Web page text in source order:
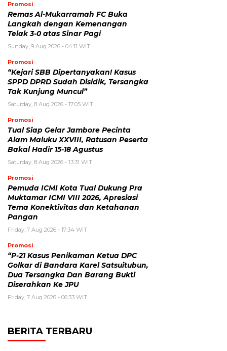
Promosi
Remas Al-Mukarramah FC Buka
Langkah dengan Kemenangan
Telak 3-0 atas Sinar Pagi
Sunday, 9 Aug 2026 - 04:11 WIT
Promosi
“Kejari SBB Dipertanyakan! Kasus
SPPD DPRD Sudah Disidik, Tersangka
Tak Kunjung Muncul”
Saturday, 8 Aug 2026 - 17:05 WIT
Promosi
Tual Siap Gelar Jambore Pecinta
Alam Maluku XXVIII, Ratusan Peserta
Bakal Hadir 15-18 Agustus
Saturday, 8 Aug 2026 - 13:31 WIT
Promosi
Pemuda ICMI Kota Tual Dukung Pra
Muktamar ICMI VIII 2026, Apresiasi
Tema Konektivitas dan Ketahanan
Pangan
Friday, 7 Aug 2026 - 17:34 WIT
Promosi
“P-21 Kasus Penikaman Ketua DPC
Golkar di Bandara Karel Satsuitubun,
Dua Tersangka Dan Barang Bukti
Diserahkan Ke JPU
Friday, 7 Aug 2026 - 06:33 WIT
BERITA TERBARU